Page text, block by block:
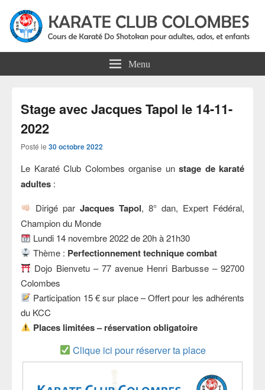
Karate Club Colombes
Menu
Stage avec Jacques Tapol le 14-11-
2022
Posté le 30 octobre 2022
Le Karaté Club Colombes organise un stage de karaté
adultes :
Dirigé parJacques Tapol, 8° dan, Expert Fédéral,
Champion du Monde
Lundi 14 novembre 2022 de 20h à 21h30
Thème : Perfectionnement technique combat
Dojo Bienvetu – 77 avenue Henri Barbusse – 92700
Colombes
Participation 15 € sur place – Offert pour les adhérents
du KCC
Places limitées – réservation obligatoire
Clique ici pour réserver ta place